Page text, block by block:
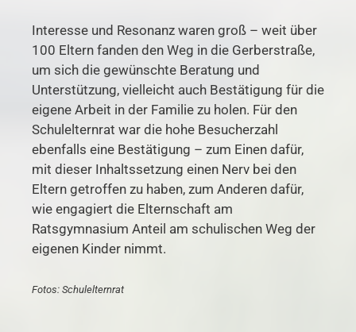
Interesse und Resonanz waren groß – weit über
100 Eltern fanden den Weg in die Gerberstraße,
um sich die gewünschte Beratung und
Unterstützung, vielleicht auch Bestätigung für die
eigene Arbeit in der Familie zu holen. Für den
Schulelternrat war die hohe Besucherzahl
ebenfalls eine Bestätigung – zum Einen dafür,
mit dieser Inhaltssetzung einen Nerv bei den
Eltern getroffen zu haben, zum Anderen dafür,
wie engagiert die Elternschaft am
Ratsgymnasium Anteil am schulischen Weg der
eigenen Kinder nimmt.
Fotos: Schulelternrat